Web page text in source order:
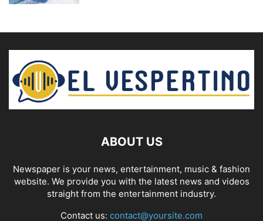
ABOUT US
Newspaper is your news, entertainment, music & fashion
website. We provide you with the latest news and videos
straight from the entertainment industry.
Contact us: contact@yoursite.com